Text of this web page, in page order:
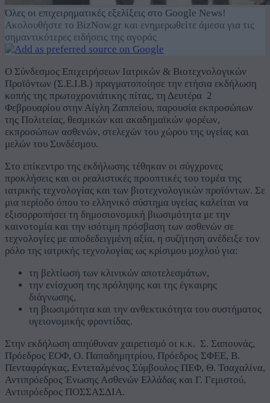
Όλες οι επιχειρηματικές εξελίξεις στο Google News!
Ακολουθήστε το BizNow.gr και ενημερωθείτε άμεσα για τις
σημαντικότερες ειδήσεις της αγοράς
Ο Σύνδεσμος Επιχειρήσεων Ιατρικών & Βιοτεχνολογικών
Προϊόντων (Σ.Ε.Ι.Β.) πραγματοποίησε την ετήσια εκδήλωση
κοπής της πρωτοχρονιάτικης πίτας, τη Δευτέρα 2
Φεβρουαρίου στην Αίγλη Ζαππείου, παρουσία εκπροσώπων
της Πολιτείας, θεσμικών και ακαδημαϊκών φορέων,
εκπροσώπων ασθενών, στελεχών του χώρου της υγείας και
μελών του Συνδέσμου.
Στο επίκεντρο της εκδήλωσης τέθηκαν οι σύγχρονες
προκλήσεις και οι ρεαλιστικές προοπτικές του τομέα της
ιατρικής τεχνολογίας και των βιοτεχνολογικών προϊόντων. Σε
μια περίοδο όπου το ελληνικό σύστημα υγείας καλείται να
εξισορροπήσει τη δημοσιονομική βιωσιμότητα με την
καινοτομία και την ισότιμη πρόσβαση των ασθενών σε
τεχνολογίες με αποδεδειγμένη αξία, η συζήτηση ανέδειξε τον
ρόλο της ιατρικής τεχνολογίας ως κρίσιμου μοχλού για:
τη βελτίωση των κλινικών αποτελεσμάτων,
την ενίσχυση της πρόληψης και της έγκαιρης
διάγνωσης,
τη βιωσιμότητα και την ανθεκτικότητα του συστήματος
υγειονομικής φροντίδας.
Στην εκδήλωση απηύθυναν χαιρετισμό οι κ.κ. Σ. Σαπουνάς,
Πρόεδρος ΕΟΦ, Ο. Παπαδημητρίου, Πρόεδρος ΣΦΕΕ, Β.
Πενταφράγκας, Εντεταλμένος Σύμβουλος ΠΕΦ, Θ. Τσαχαλίνα,
Αντιπρόεδρος Ένωσης Ασθενών Ελλάδας και Γ. Γεμιστού,
Αντιπρόεδρος ΠΟΣΣΑΣΔΙΑ.